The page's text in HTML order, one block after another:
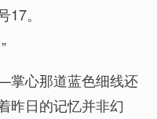
。
心那道蓝色细线还
昨日的记忆并非幻